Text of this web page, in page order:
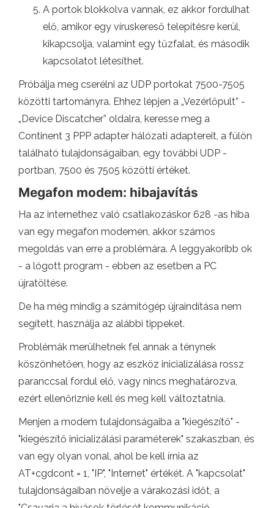
A portok blokkolva vannak, ez akkor fordulhat
elő, amikor egy víruskereső telepítésre kerül,
kikapcsolja, valamint egy tűzfalat, és második
kapcsolatot létesíthet.
Próbálja meg cserélni az UDP portokat 7500-7505
közötti tartományra. Ehhez lépjen a „Vezérlőpult” -
„Device Discatcher” oldalra, keresse meg a
Continent 3 PPP adapter hálózati adaptereit, a fülön
található tulajdonságaiban, egy további UDP -
portban, 7500 és 7505 közötti értéket.
Megafon modem: hibajavítás
Ha az internethez való csatlakozáskor 628 -as hiba
van egy megafon modemen, akkor számos
megoldás van erre a problémára. A leggyakoribb ok
- a lógott program - ebben az esetben a PC
újratöltése.
De ha még mindig a számítógép újraindítása nem
segített, használja az alábbi tippeket.
Problémák merülhetnek fel annak a ténynek
köszönhetően, hogy az eszköz inicializálása rossz
paranccsal fordul elő, vagy nincs meghatározva,
ezért ellenőriznie kell és meg kell változtatnia.
Menjen a modem tulajdonságaiba a "kiegészítő" -
"kiegészítő inicializálási paraméterek" szakaszban, és
van egy olyan vonal, ahol be kell írnia az
AT+cgdcont = 1, "IP", "Internet" értékét. A "kapcsolat"
tulajdonságaiban növelje a várakozási időt, a